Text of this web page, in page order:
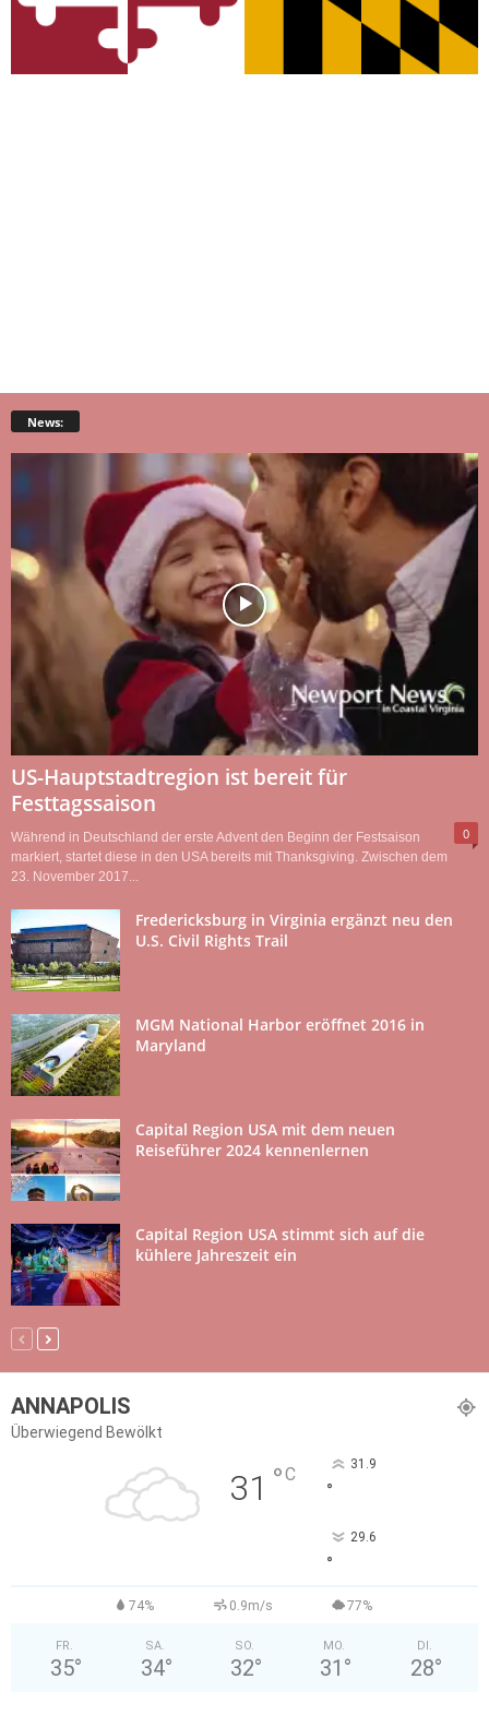
News:
US-Hauptstadtregion ist bereit für
Festtagssaison
0
Während in Deutschland der erste Advent den Beginn der Festsaison
markiert, startet diese in den USA bereits mit Thanksgiving. Zwischen dem
23. November 2017...
Fredericksburg in Virginia ergänzt neu den
U.S. Civil Rights Trail
MGM National Harbor eröffnet 2016 in
Maryland
Capital Region USA mit dem neuen
Reiseführer 2024 kennenlernen
Capital Region USA stimmt sich auf die
kühlere Jahreszeit ein
ANNAPOLIS
Überwiegend Bewölkt
31 °C 31.9
°
29.6
°
74% 0.9m/s 77%
FR.
35°
SA.
34°
SO.
32°
MO.
31 °
DI.
28°